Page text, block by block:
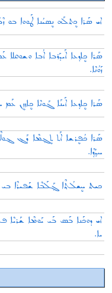
ܐܝ ܣܰܪܐ ܟܷܬܠܰܗ ܢܷܣܝܳܢܐ ܛܰܘܘܐ ܒܘ
ܣܰܪܐ ܟܷܐܕ݂ܥܐ ܐܰܝܕܰܪܒܐ ܐܳܒܐ ܘܫܘܩܠܐ
ܙܰܘܳܢܶܐ.
ܣܰܪܐ ܟܷܐܕ݂ܥܐ ܐܰܝܢܰܐ ܓܰܘܢܶܐ ܟܷܐܙܙܷܢ ܥܰܡ
ܣܰܪܐ ܟܳܦܷܪܫܐ ܐܰܬ ܬܷܓ݂ܡܶܐ ܕܰܔ
ܚܕ݂ܳܕ݂ܶܐ.
ܟܝܬ ܚܷܫܠܳܬ݂ܶܐ ܓ݂ܰܠܰܒܶܐ ܫܰܦܝܪܶܐ ܒܝ
ܐܝ ܕܘܟܰܢܐ ܒܰܣ ܒܰܝ ܝܰܘܡܶܐ ܫܰܪܝܶܐ
ܝܐ.